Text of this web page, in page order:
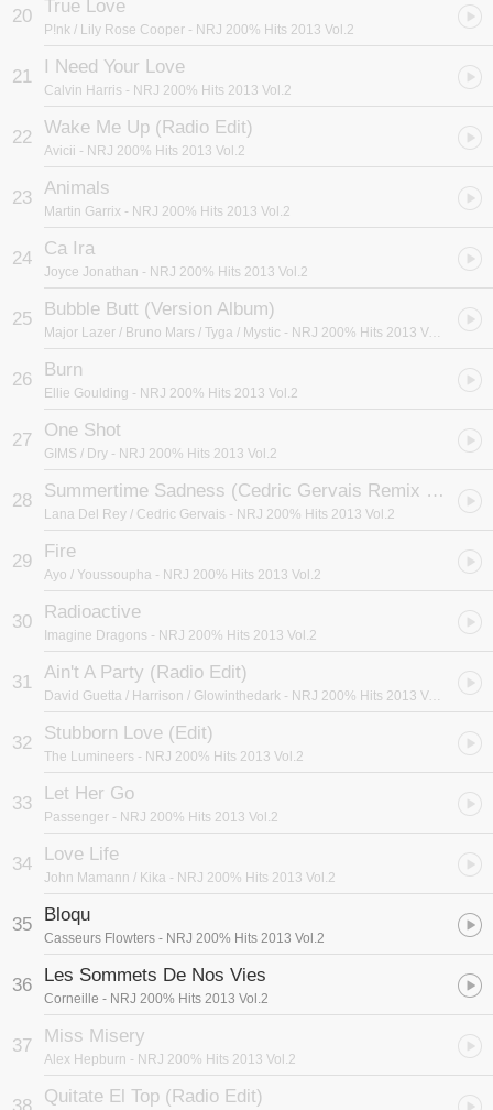
20 True Love
P!nk / Lily Rose Cooper - NRJ 200% Hits 2013 Vol.2
21 I Need Your Love
Calvin Harris - NRJ 200% Hits 2013 Vol.2
22 Wake Me Up (Radio Edit)
Avicii - NRJ 200% Hits 2013 Vol.2
23 Animals
Martin Garrix - NRJ 200% Hits 2013 Vol.2
24 Ca Ira
Joyce Jonathan - NRJ 200% Hits 2013 Vol.2
25 Bubble Butt (Version Album)
Major Lazer / Bruno Mars / Tyga / Mystic - NRJ 200% Hits 2013 Vol.2
26 Burn
Ellie Goulding - NRJ 200% Hits 2013 Vol.2
27 One Shot
GIMS / Dry - NRJ 200% Hits 2013 Vol.2
28 Summertime Sadness (Cedric Gervais Remix / Radio Edit)
Lana Del Rey / Cedric Gervais - NRJ 200% Hits 2013 Vol.2
29 Fire
Ayo / Youssoupha - NRJ 200% Hits 2013 Vol.2
30 Radioactive
Imagine Dragons - NRJ 200% Hits 2013 Vol.2
31 Ain't A Party (Radio Edit)
David Guetta / Harrison / Glowinthedark - NRJ 200% Hits 2013 Vol.2
32 Stubborn Love (Edit)
The Lumineers - NRJ 200% Hits 2013 Vol.2
33 Let Her Go
Passenger - NRJ 200% Hits 2013 Vol.2
34 Love Life
John Mamann / Kika - NRJ 200% Hits 2013 Vol.2
35 Bloqu
Casseurs Flowters - NRJ 200% Hits 2013 Vol.2
36 Les Sommets De Nos Vies
Corneille - NRJ 200% Hits 2013 Vol.2
37 Miss Misery
Alex Hepburn - NRJ 200% Hits 2013 Vol.2
Quitate El Top (Radio Edit)